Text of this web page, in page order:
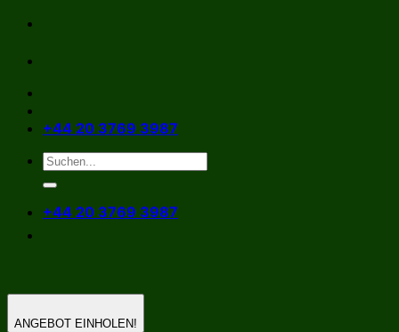
Zum
springen
+44 20 3769 3987
+44 20 3769 3987
ANGEBOT EINHOLEN!